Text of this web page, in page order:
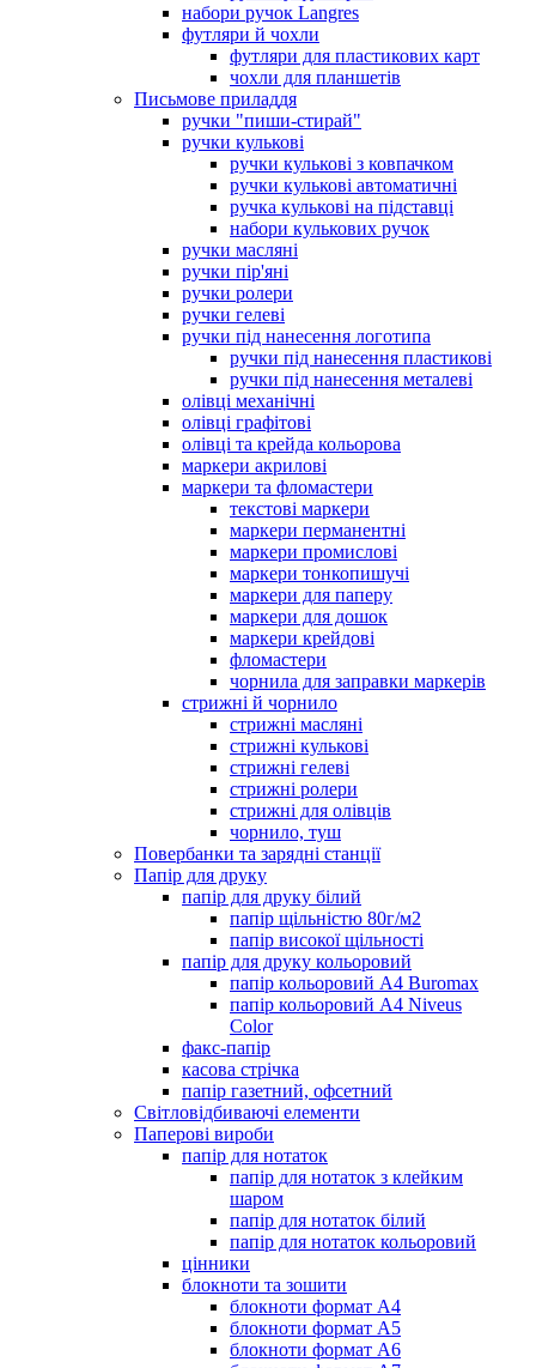
набори ручок Langres
футляри й чохли
футляри для пластикових карт
чохли для планшетів
Письмове приладдя
ручки "пиши-стирай"
ручки кулькові
ручки кулькові з ковпачком
ручки кулькові автоматичні
ручка кулькові на підставці
набори кулькових ручок
ручки масляні
ручки пір'яні
ручки ролери
ручки гелеві
ручки під нанесення логотипа
ручки під нанесення пластикові
ручки під нанесення металеві
олівці механічні
олівці графітові
олівці та крейда кольорова
маркери акрилові
маркери та фломастери
текстові маркери
маркери перманентні
маркери промислові
маркери тонкопишучі
маркери для паперу
маркери для дошок
маркери крейдові
фломастери
чорнила для заправки маркерів
стрижні й чорнило
стрижні масляні
стрижні кулькові
стрижні гелеві
стрижні ролери
стрижні для олівців
чорнило, туш
Повербанки та зарядні станції
Папір для друку
папір для друку білий
папір щільністю 80г/м2
папір високої щільності
папір для друку кольоровий
папір кольоровий А4 Buromax
папір кольоровий А4 Niveus
Color
факс-папір
касова стрічка
папір газетний, офсетний
Світловідбиваючі елементи
Паперові вироби
папір для нотаток
папір для нотаток з клейким
шаром
папір для нотаток білий
папір для нотаток кольоровий
цінники
блокноти та зошити
блокноти формат А4
блокноти формат А5
блокноти формат А6